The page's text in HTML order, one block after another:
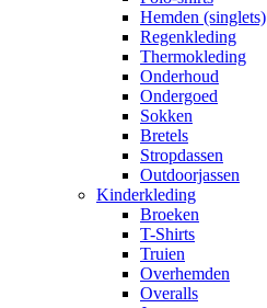
Hemden (singlets)
Regenkleding
Thermokleding
Onderhoud
Ondergoed
Sokken
Bretels
Stropdassen
Outdoorjassen
Kinderkleding
Broeken
T-Shirts
Truien
Overhemden
Overalls